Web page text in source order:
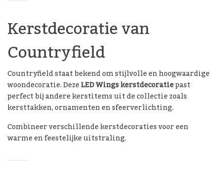
Kerstdecoratie van
Countryfield
Countryfield staat bekend om stijlvolle en hoogwaardige
woondecoratie. DezeLED Wings kerstdecoratiepast
perfect bij andere kerstitems uit de collectie zoals
kersttakken, ornamenten en sfeerverlichting.
Combineer verschillende kerstdecoraties voor een
warme en feestelijke uitstraling.